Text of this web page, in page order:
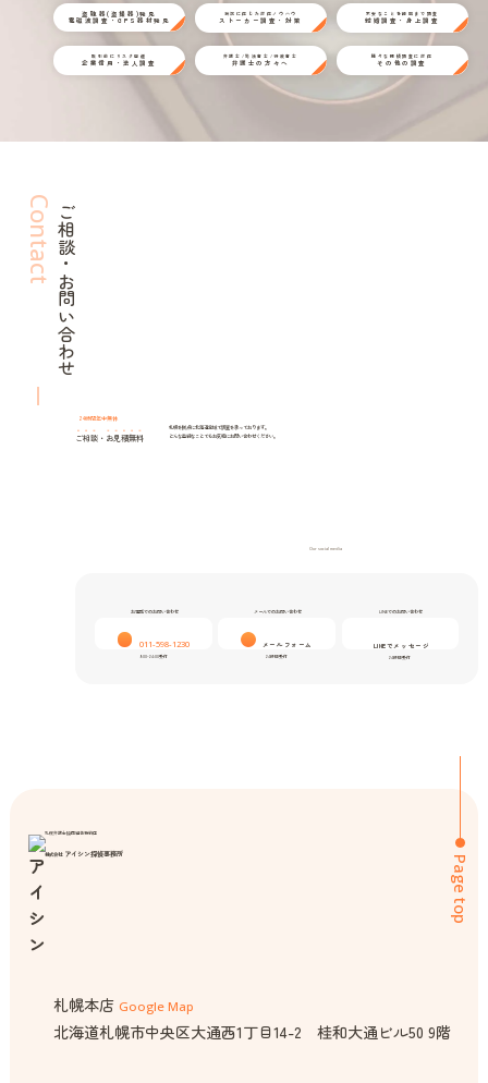
盗聴器(盗撮器)発見
電磁波調査・GPS器材発見
状況に応じた対応ノウハウ
ストーカー調査・対策
不安なことを細部まで調査
結婚調査・身上調査
取引前にリスク回避
企業信用・法人調査
弁護士/司法書士/行政書士
弁護士の方々へ
様々な探偵調査に対応
その他の調査
ご相談・お問い合わせ
Contact
24時間年中無休
ご相談 ・ お見積無料
札幌を拠点に北海道全域で調査を承っております。
どんな些細なことでもお気軽にお問い合わせください。
Our social media
お電話でのお問い合わせ
011-598-1230
9:00-24:00受付
メールでのお問い合わせ
メールフォーム
24時間受付
LINEでのお問い合わせ
LINEでメッセージ
24時間受付
Page top
札幌弁護士協同組合特約店
株式会社 アイシン探偵事務所
札幌本店 Google Map
北海道札幌市中央区大通西1丁目14-2 桂和大通ビル50 9階